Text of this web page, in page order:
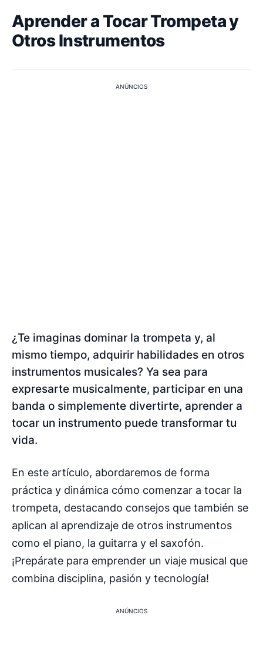
Aprender a Tocar Trompeta y
Otros Instrumentos
ANÚNCIOS
¿Te imaginas dominar la trompeta y, al
mismo tiempo, adquirir habilidades en otros
instrumentos musicales? Ya sea para
expresarte musicalmente, participar en una
banda o simplemente divertirte, aprender a
tocar un instrumento puede transformar tu
vida.
En este artículo, abordaremos de forma
práctica y dinámica cómo comenzar a tocar la
trompeta, destacando consejos que también se
aplican al aprendizaje de otros instrumentos
como el piano, la guitarra y el saxofón.
¡Prepárate para emprender un viaje musical que
combina disciplina, pasión y tecnología!
ANÚNCIOS